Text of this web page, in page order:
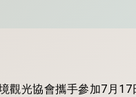
觀光協會攜手參加7月